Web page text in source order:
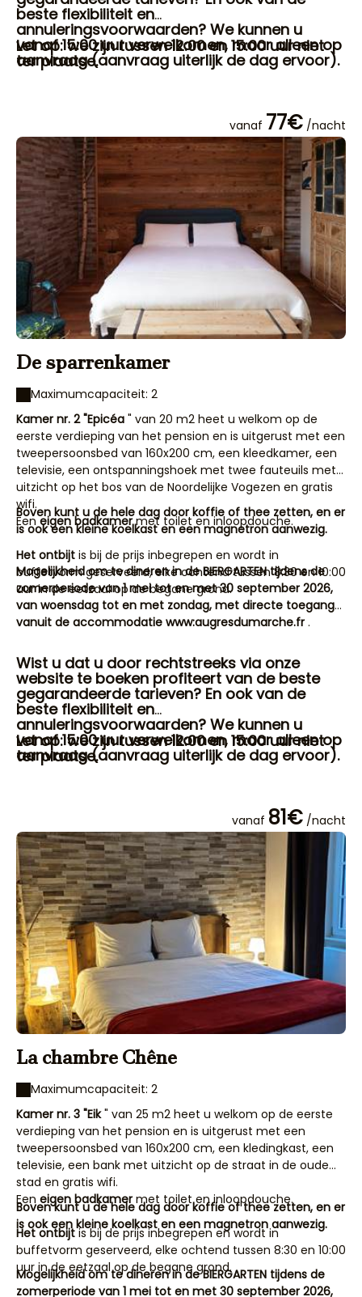
beste flexibiliteit en
annuleringsvoorwaarden? We kunnen u
vanaf 15:00 uur verwelkomen, maar alleen op
aanvraag (aanvraag uiterlijk de dag ervoor).
Let op: we zijn tussen 12:00 en 15:00 uur niet
ter plaatse.
vanaf 77€ /nacht
De sparrenkamer
Maximumcapaciteit: 2
Kamer nr. 2 "Epicéa " van 20 m2 heet u welkom op de
eerste verdieping van het pension en is uitgerust met een
tweepersoonsbed van 160x200 cm, een kleedkamer, een
televisie, een ontspanningshoek met twee fauteuils met
uitzicht op het bos van de Noordelijke Vogezen en gratis
wifi.
Eeneigen badkamermet toilet en inloopdouche.
Het ontbijt is bij de prijs inbegrepen en wordt in
buffetvorm geserveerd, elke ochtend tussen 8:30 en 10:00
uur in de eetzaal op de begane grond.
Boven kunt u de hele dag door koffie of thee zetten, en er
is ook een kleine koelkast en een magnetron aanwezig.
Mogelijkheid om te dineren in de BIERGARTEN tijdens de
zomerperiode van 1 mei tot en met 30 september 2026,
van woensdag tot en met zondag, met directe toegang
vanuit de accommodatie www:augresdumarche.fr.
Wist u dat u door rechtstreeks via onze
website te boeken profiteert van de beste
gegarandeerde tarieven? En ook van de
beste flexibiliteit en
annuleringsvoorwaarden? We kunnen u
vanaf 15:00 uur verwelkomen, maar alleen op
aanvraag (aanvraag uiterlijk de dag ervoor).
Let op: we zijn tussen 12:00 en 15:00 uur niet
ter plaatse.
vanaf 81€ /nacht
La chambre Chêne
Maximumcapaciteit: 2
Kamer nr. 3 "Eik" van 25 m2 heet u welkom op de eerste
verdieping van het pension en is uitgerust met een
tweepersoonsbed van 160x200 cm, een kledingkast, een
televisie, een bank met uitzicht op de straat in de oude
stad en gratis wifi.
Een eigen badkamermet toilet en inloopdouche.
Het ontbijtis bij de prijs inbegrepen en wordt in
buffetvorm geserveerd, elke ochtend tussen 8:30 en 10:00
uur in de eetzaal op de begane grond.
Boven kunt u de hele dag door koffie of thee zetten, en er
is ook een kleine koelkast en een magnetron aanwezig.
Mogelijkheid om te dineren in de BIERGARTEN tijdens de
zomerperiode van 1 mei tot en met 30 september 2026,